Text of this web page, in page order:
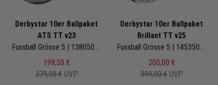
Derbystar 10er Ballpaket
ATS TT v23
199,50 €
379,90 € UVP
Derbystar 10er Ballpaket
Brillant TT v25
200,00 €
399,90 € UVP